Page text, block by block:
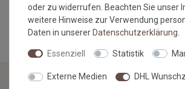
MEHR INFORMATIONEN ZUM EU
oder zu widerrufen. Beachten Sie unser
weitere Hinweise zur Verwendung
Daten in unsererDaten­schutz­erklärung
Essenziell Statistik
Externe Medien DHL